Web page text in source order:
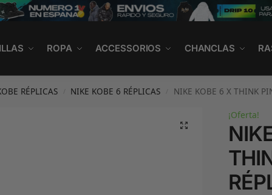
ROPA ACCESSORIOS CHANCLAS
RÉPLICAS NIKE KOBE 6 RÉPLICAS NIKE KOBE 6 X THINK
¡Oferta!